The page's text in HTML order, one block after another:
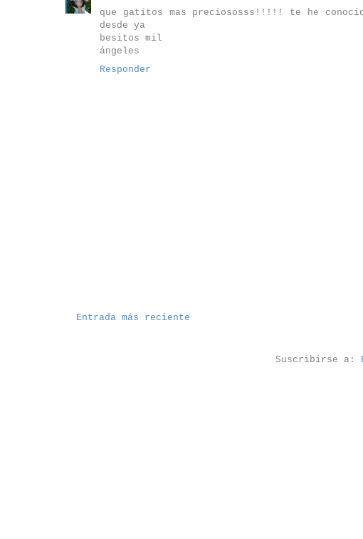
que gatitos mas preciososss!!!!! te he
desde ya
besitos mil
ángeles
Responder
Entrada más reciente
Suscribirse a: